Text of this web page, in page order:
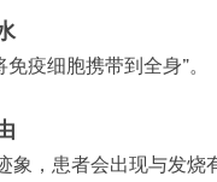
免疫细胞携带到全身”。
，患者会出现与发